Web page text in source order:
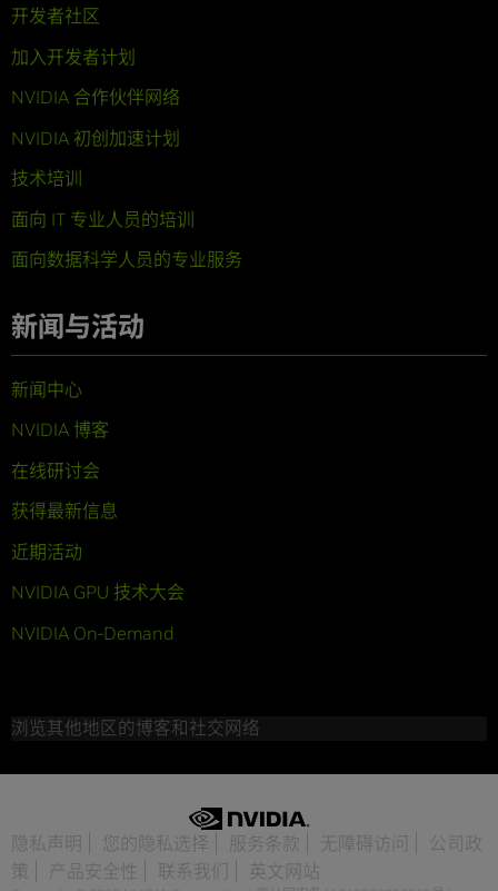
开发者社区
加入开发者计划
NVIDIA 合作伙伴网络
NVIDIA 初创加速计划
技术培训
面向 IT 专业人员的培训
面向数据科学人员的专业服务
新闻与活动
新闻中心
NVIDIA 博客
在线研讨会
获得最新信息
近期活动
NVIDIA GPU 技术大会
NVIDIA On-Demand
浏览其他地区的博客和社交网络
隐私声明 您的隐私选择 服务条款 无障碍访问
公司政
策
产品安全性 联系我们 英文网站